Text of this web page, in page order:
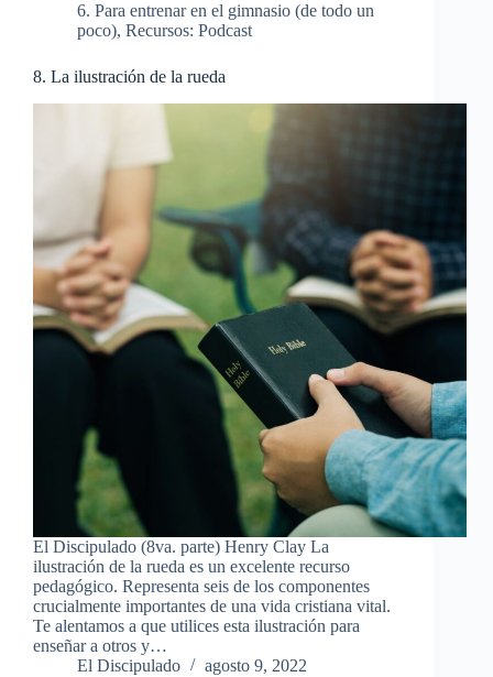
6. Para entrenar en el gimnasio (de todo un
poco), Recursos: Podcast
8. La ilustración de la rueda
El Discipulado (8va. parte) Henry Clay La
ilustración de la rueda es un excelente recurso
pedagógico. Representa seis de los componentes
crucialmente importantes de una vida cristiana vital.
Te alentamos a que utilices esta ilustración para
enseñar a otros y…
El Discipulado
agosto 9, 2022